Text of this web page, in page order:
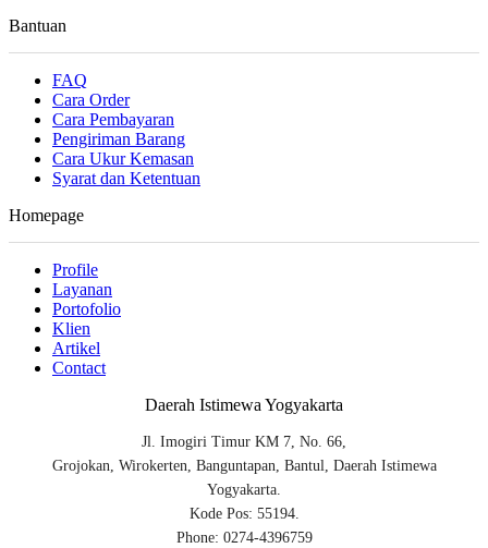
Bantuan
FAQ
Cara Order
Cara Pembayaran
Pengiriman Barang
Cara Ukur Kemasan
Syarat dan Ketentuan
Homepage
Profile
Layanan
Portofolio
Klien
Artikel
Contact
Daerah Istimewa Yogyakarta
Jl. Imogiri Timur KM 7, No. 66,
Grojokan, Wirokerten, Banguntapan, Bantul, Daerah Istimewa
Yogyakarta.
Kode Pos: 55194.
Phone: 0274-4396759